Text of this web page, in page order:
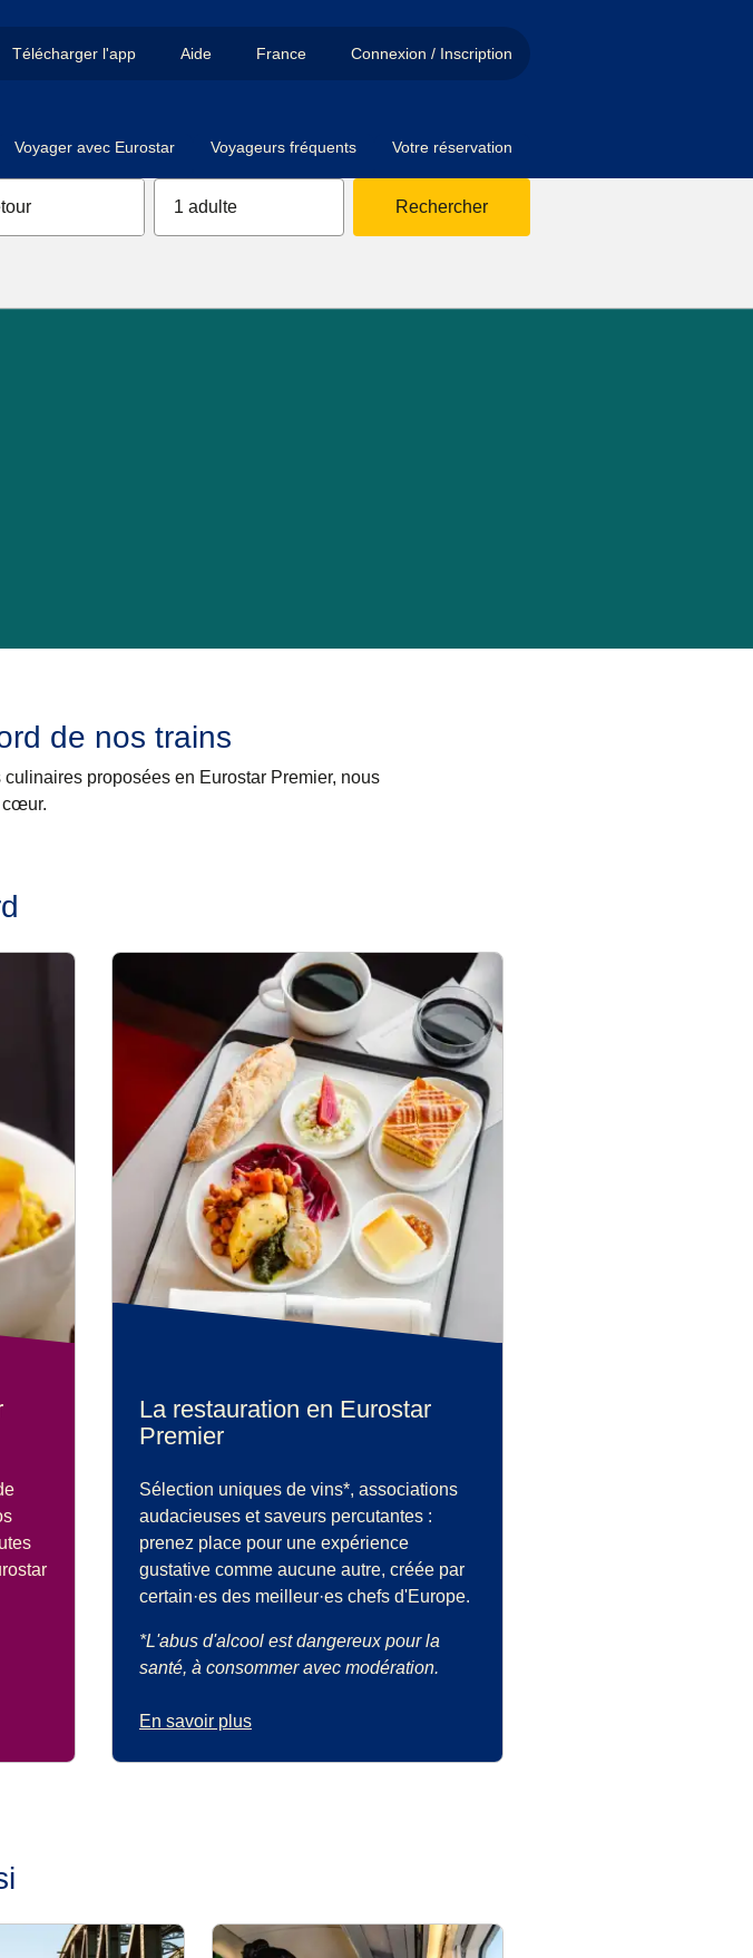
Télécharger l'app Aide France Connexion / Inscription
Voyager avec Eurostar Voyageurs fréquents Votre réservation
1 adulte Rechercher
de nos trains
proposées en Eurostar Premier, nous
cœur.
La restauration en Eurostar
Premier
Sélection uniques de vins*, associations
audacieuses et saveurs percutantes :
prenez place pour une expérience
gustative comme aucune autre, créée par
certain·es des meilleur·es chefs d'Europe.
*L'abus d'alcool est dangereux pour la
santé, à consommer avec modération.
En savoir plus